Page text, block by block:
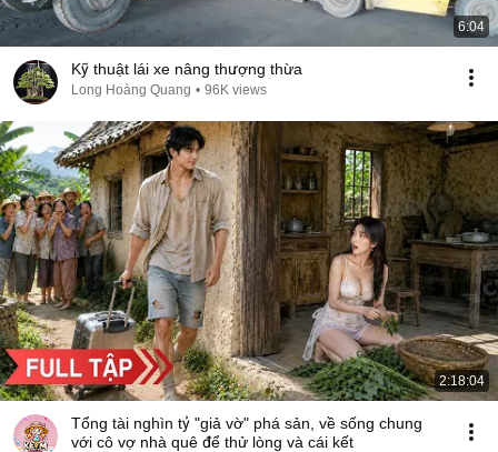
6:04
Kỹ thuật lái xe nâng thượng thừa
Long Hoàng Quang • 96K views
2:18:04
Tổng tài nghìn tỷ "giả vờ" phá sản, về sống chung
với cô vợ nhà quê để thử lòng và cái kết